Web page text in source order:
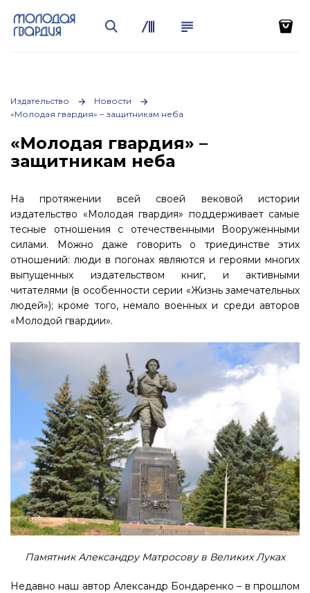
Издательство
Новости
«Молодая гвардия» – защитникам неба
«Молодая гвардия» –
защитникам неба
На протяжении всей своей вековой истории
издательство «Молодая гвардия» поддерживает самые
тесные отношения с отечественными Вооруженными
силами. Можно даже говорить о триединстве этих
отношений: люди в погонах являются и героями многих
выпущенных издательством книг, и активными
читателями (в особенности серии «Жизнь замечательных
людей»); кроме того, немало военных и среди авторов
«Молодой гвардии».
Памятник Александру Матросову в Великих Луках
Недавно наш автор Александр Бондаренко – в прошлом